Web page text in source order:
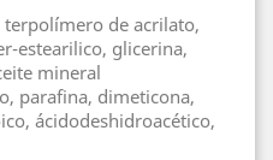
de acrilato,
estearilico, glicerina,
mineral
parafina, dimeticona,
ácidodeshidroacético,